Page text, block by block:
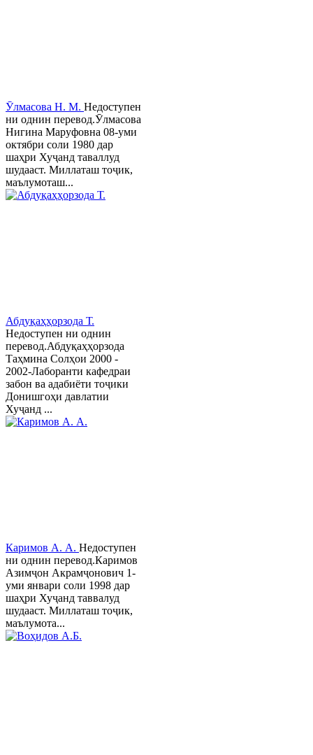
Ӯлмасова Н. М. Недоступен
ни однин перевод.Ӯлмасова
Нигина Маруфовна 08-уми
октябри соли 1980 дар
шаҳри Хуҷанд таваллуд
шудааст. Миллаташ тоҷик,
маълумоташ...
Абдуқаҳҳорзода Т.
Недоступен ни однин
перевод.Абдуқаҳҳорзода
Таҳмина Солҳои 2000 -
2002-Лаборанти кафедраи
забон ва адабиёти тоҷики
Донишгоҳи давлатии
Хуҷанд ...
Каримов А. А. Недоступен
ни однин перевод.Каримов
Азимҷон Акрамҷонович 1-
уми январи соли 1998 дар
шаҳри Хуҷанд таввалуд
шудааст. Миллаташ тоҷик,
маълумота...